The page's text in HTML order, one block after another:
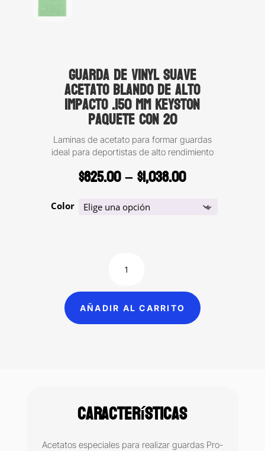
Guarda de Vinyl suave
acetato blando de alto
impacto .150 mm Keyston
paquete con 20
Laminas de acetato para formar guardas
ideal para deportistas de alto rendimiento
$825.00–$1,038.00Price
$825.00
Color
acetato
blando
Keyston
paquete
AÑADIR AL CARRITO
Características
Acetatos especiales para realizar guardas Pro-